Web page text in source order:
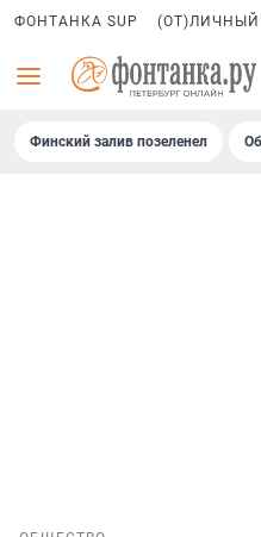
ФОНТАНКА SUP (ОТ)ЛИЧНЫЙ
Финский залив позеленел